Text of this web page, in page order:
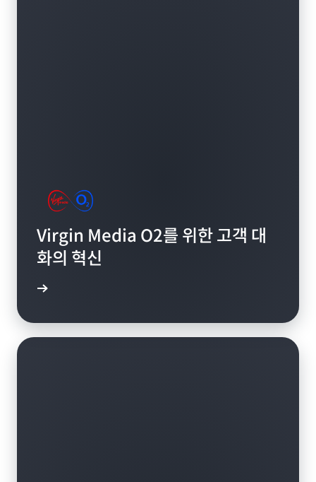
Virgin Media O2를 위한 고객 대
화의 혁신